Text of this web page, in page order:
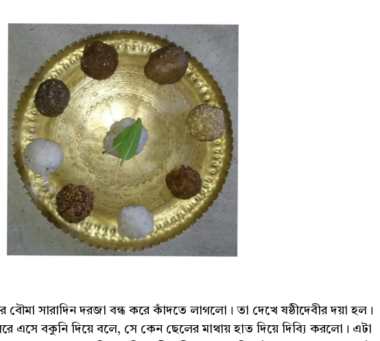
বৌমা সারাদিন দরজা বন্ধ করে কাঁদতে লাগলো। তা দেখে ষষ্ঠীদেবীর দয়া হল।
এসে বকুনি দিয়ে বলে, সে কেন ছেলের মাথায় হাত দিয়ে দিব্যি করলো। এটা